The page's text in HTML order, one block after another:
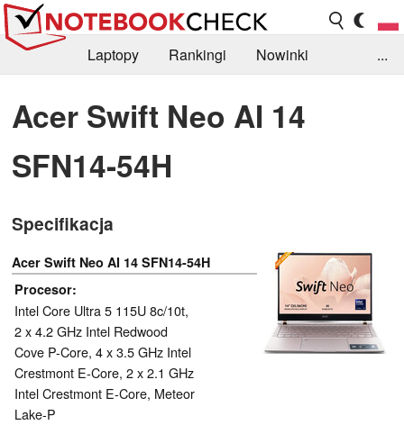
Laptopy Rankingi
Nowinki
...
Acer Swift Neo AI 14
SFN14-54H
Specifikacja
Acer Swift Neo AI 14 SFN14-54H
Procesor
Intel Core Ultra 5 115U 8c/10t,
2 x 4.2 GHz Intel Redwood
Cove P-Core, 4 x 3.5 GHz Intel
Crestmont E-Core, 2 x 2.1 GHz
Intel Crestmont E-Core, Meteor
Lake-P